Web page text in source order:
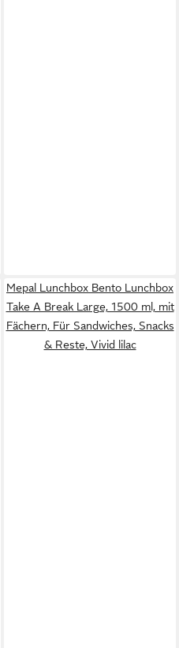
Mepal Lunchbox Bento Lunchbox
Take A Break Large, 1500 ml, mit
Fächern, Für Sandwiches, Snacks
& Reste, Vivid lilac